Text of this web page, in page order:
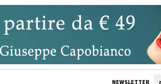
NEWSLETTER